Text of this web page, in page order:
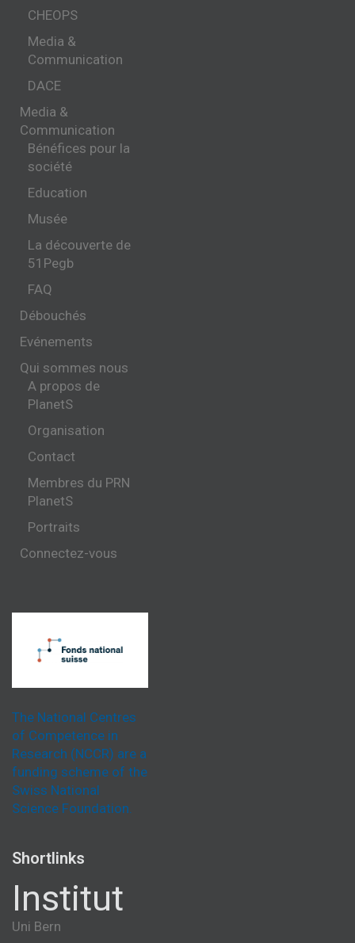
CHEOPS
Media &
Communication
DACE
Media &
Communication
Bénéfices pour la
société
Education
Musée
La découverte de
51Pegb
FAQ
Débouchés
Evénements
Qui sommes nous
A propos de
PlanetS
Organisation
Contact
Membres du PRN
PlanetS
Portraits
Connectez-vous
The National Centres
of Competence in
Research (NCCR) are a
funding scheme of the
Swiss National
Science Foundation.
Shortlinks
Institut
Uni Bern